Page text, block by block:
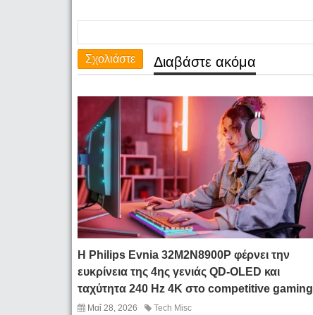
Σχολιάστε Διαβάστε ακόμα
Η Philips Evnia 32M2N8900P φέρνει την
ευκρίνεια της 4ης γενιάς QD-OLED και
ταχύτητα 240 Hz 4K στο competitive gaming
Μαΐ 28, 2026 Tech Misc